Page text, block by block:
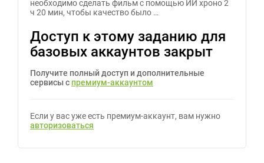
необходимо сделать фильм с помощью ИИ хроно 2
ч 20 мин, чтобы качество было …
Доступ к этому заданию для
базовых аккаунтов закрыт
Получите полный доступ и дополнительные
сервисы с премиум-аккаунтом
Если у вас уже есть премиум-аккаунт, вам нужно
авторизоваться